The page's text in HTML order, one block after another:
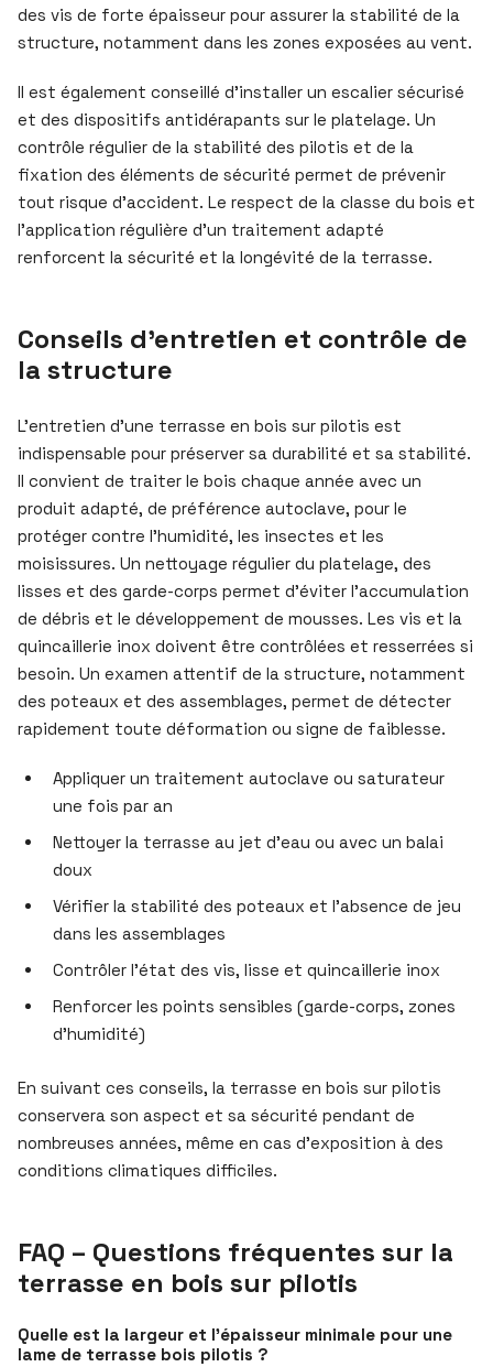
des vis de forte épaisseur pour assurer la stabilité de la
structure, notamment dans les zones exposées au vent.
Il est également conseillé d’installer un escalier sécurisé
et des dispositifs antidérapants sur le platelage. Un
contrôle régulier de la stabilité des pilotis et de la
fixation des éléments de sécurité permet de prévenir
tout risque d’accident. Le respect de la classe du bois et
l’application régulière d’un traitement adapté
renforcent la sécurité et la longévité de la terrasse.
Conseils d’entretien et contrôle de
la structure
L’entretien d’une terrasse en bois sur pilotis est
indispensable pour préserver sa durabilité et sa stabilité.
Il convient de traiter le bois chaque année avec un
produit adapté, de préférence autoclave, pour le
protéger contre l’humidité, les insectes et les
moisissures. Un nettoyage régulier du platelage, des
lisses et des garde-corps permet d’éviter l’accumulation
de débris et le développement de mousses. Les vis et la
quincaillerie inox doivent être contrôlées et resserrées si
besoin. Un examen attentif de la structure, notamment
des poteaux et des assemblages, permet de détecter
rapidement toute déformation ou signe de faiblesse.
Appliquer un traitement autoclave ou saturateur
une fois par an
Nettoyer la terrasse au jet d’eau ou avec un balai
doux
Vérifier la stabilité des poteaux et l’absence de jeu
dans les assemblages
Contrôler l’état des vis, lisse et quincaillerie inox
Renforcer les points sensibles (garde-corps, zones
d’humidité)
En suivant ces conseils, la terrasse en bois sur pilotis
conservera son aspect et sa sécurité pendant de
nombreuses années, même en cas d’exposition à des
conditions climatiques difficiles.
FAQ – Questions fréquentes sur la
terrasse en bois sur pilotis
Quelle est la largeur et l’épaisseur minimale pour une
lame de terrasse bois pilotis ?